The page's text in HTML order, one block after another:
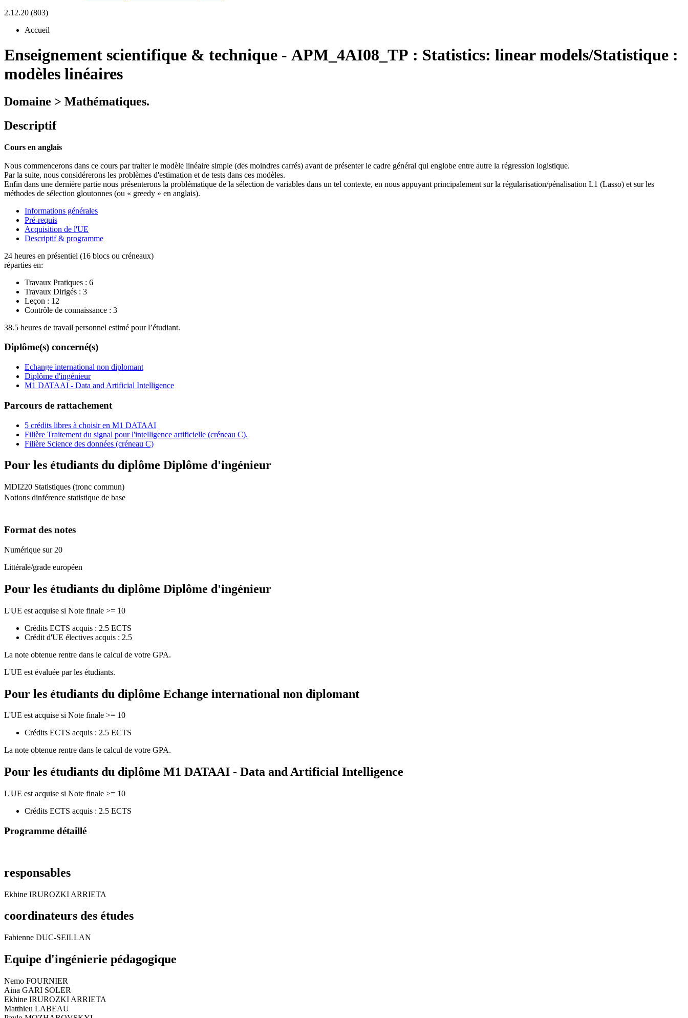
2.12.20 (803)
Accueil
Enseignement scientifique & technique - APM_4AI08_TP : Statistics: linear models/Statistique :
modèles linéaires
Domaine > Mathématiques.
Descriptif
Cours en anglais
Nous commencerons dans ce cours par traiter le modèle linéaire simple (des moindres carrés) avant de présenter le cadre général qui englobe entre autre la régression logistique.
Par la suite, nous considérerons les problèmes d'estimation et de tests dans ces modèles.
Enfin dans une dernière partie nous présenterons la problématique de la sélection de variables dans un tel contexte, en nous appuyant principalement sur la régularisation/pénalisation L1 (Lasso) et sur les
méthodes de sélection gloutonnes (ou « greedy » en anglais).
Informations générales
Pré-requis
Acquisition de l'UE
Descriptif & programme
24 heures en présentiel (16 blocs ou créneaux)
réparties en:
Travaux Pratiques : 6
Travaux Dirigés : 3
Leçon : 12
Contrôle de connaissance : 3
38.5 heures de travail personnel estimé pour l’étudiant.
Diplôme(s) concerné(s)
Echange international non diplomant
Diplôme d'ingénieur
M1 DATAAI - Data and Artificial Intelligence
Parcours de rattachement
5 crédits libres à choisir en M1 DATAAI
Filière Traitement du signal pour l'intelligence artificielle (créneau C).
Filière Science des données (créneau C)
Pour les étudiants du diplôme Diplôme d'ingénieur
MDI220 Statistiques (tronc commun)
Notions dinférence statistique de base
Format des notes
Numérique sur 20
Littérale/grade européen
Pour les étudiants du diplôme Diplôme d'ingénieur
L'UE est acquise si Note finale >= 10
Crédits ECTS acquis : 2.5 ECTS
Crédit d'UE électives acquis : 2.5
La note obtenue rentre dans le calcul de votre GPA.
L'UE est évaluée par les étudiants.
Pour les étudiants du diplôme Echange international non diplomant
L'UE est acquise si Note finale >= 10
Crédits ECTS acquis : 2.5 ECTS
La note obtenue rentre dans le calcul de votre GPA.
Pour les étudiants du diplôme M1 DATAAI - Data and Artificial Intelligence
L'UE est acquise si Note finale >= 10
Crédits ECTS acquis : 2.5 ECTS
Programme détaillé
responsables
Ekhine IRUROZKI ARRIETA
coordinateurs des études
Fabienne DUC-SEILLAN
Equipe d'ingénierie pédagogique
Nemo FOURNIER
Aina GARI SOLER
Ekhine IRUROZKI ARRIETA
Matthieu LABEAU